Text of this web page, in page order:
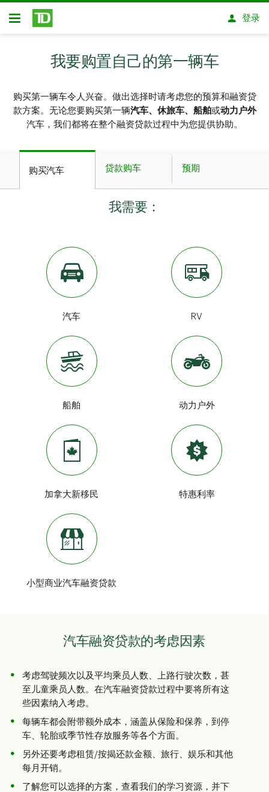
跳转到主要内容
开放式房屋贷款
登录
我要购置自己的第一辆车
购买第一辆车令人兴奋。做出选择时请考虑您的预算和融资贷
款方案。无论您要购买第一辆汽车、休旅车、船舶或动力户外
汽车，我们都将在整个融资贷款过程中为您提供协助。
购买汽车 贷款购车 预期
我需要：
汽车 RV
船舶 动力户外
加拿大新移民 特惠利率
小型商业汽车融资贷款
汽车融资贷款的考虑因素
考虑驾驶频次以及平均乘员人数、上路行驶次数，甚
至儿童乘员人数。在汽车融资贷款过程中要将所有这
些因素纳入考虑。
每辆车都会附带额外成本，涵盖从保险和保养，到停
车、轮胎或季节性存放服务等各个方面。
另外还要考虑租赁/按揭还款金额、旅行、娱乐和其他
每月开销。
了解您可以选择的方案，查看我们的学习资源，并下